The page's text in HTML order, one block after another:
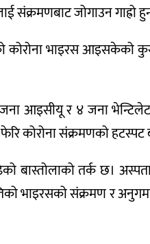
संक्रमणबाट जोगाउन गाह्रो
कोरोना भाइरस आइसकेको
आइसीयू र ४ जना
कोरोना संक्रमणको
बास्तोलाको तर्क छ।
भाइरसको संक्रमण र